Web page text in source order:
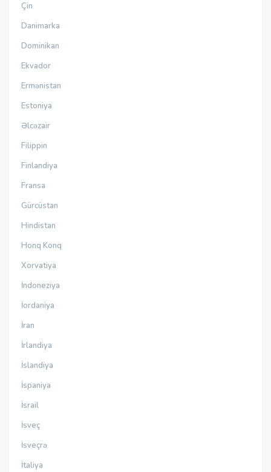
Çin
Danimarka
Dominikan
Ekvador
Ermənistan
Estoniya
Əlcəzair
Filippin
Finlandiya
Fransa
Gürcüstan
Hindistan
Honq Konq
Xorvatiya
İndoneziya
İordaniya
İran
İrlandiya
İslandiya
İspaniya
İsrail
İsveç
İsveçrə
İtaliya